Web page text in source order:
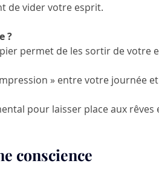
de vider votre esprit.
?
permet de les sortir de votre
» entre votre journée
pour laisser place aux
conscience